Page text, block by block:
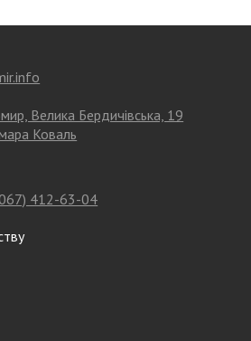
Велика Бердичівська, 19
Коваль
412-63-04